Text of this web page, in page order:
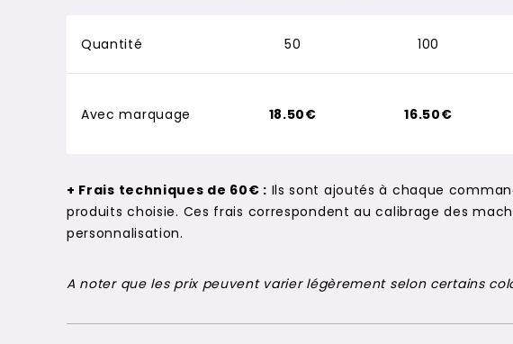
Quantité
Avec marquage
50 100
18.50€ 16.50€
+ Frais techniques de 60€ : Ils sont ajoutés à chaque
produits choisie. Ces frais correspondent au calibrage des
personnalisation.
A noter que les prix peuvent varier légèrement selon certains